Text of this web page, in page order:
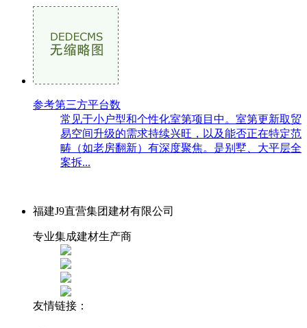
参考第三方平台数
常见于小户型和个性化室第项目中。室第更新取贸
易空间升级的需求持续兴旺，以及能否正在特定范
畴（如老房翻新）有深度聚焦。是别墅、大平层全
案拆...
福建J9直营集团建材有限公司
专业集成建材生产商
友情链接：